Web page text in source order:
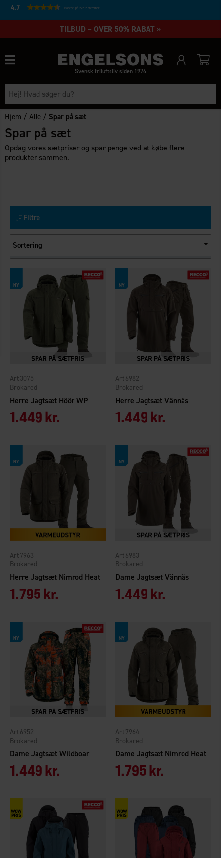
4.7 Baseret på 27232 stemmer
TILBUD – OVER 50% RABAT »
Svensk friluftsliv siden 1974
Hjem /Alle / Spar på sæt
Spar på sæt
Opdag vores sætpriser og spar penge ved at købe flere
produkter sammen.
Filtre
Sortering
Herre Jagtsæt Höör WP
Brokared
3075
1.449 kr.
Herre Jagtsæt Vännäs
Brokared
6982
1.449 kr.
Herre Jagtsæt Nimrod Heat
Brokared
7963
1.795 kr.
Dame Jagtsæt Vännäs
Brokared
6983
1.449 kr.
Dame Jagtsæt Wildboar
Brokared
6952
1.449 kr.
Dame Jagtsæt Nimrod Heat
Brokared
7964
1.795 kr.